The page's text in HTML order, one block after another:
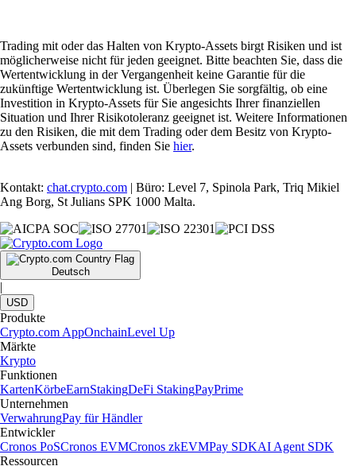
Trading mit oder das Halten von Krypto-Assets birgt Risiken und ist
möglicherweise nicht für jeden geeignet. Bitte beachten Sie, dass die
Wertentwicklung in der Vergangenheit keine Garantie für die
zukünftige Wertentwicklung ist. Überlegen Sie sorgfältig, ob eine
Investition in Krypto-Assets für Sie angesichts Ihrer finanziellen
Situation und Ihrer Risikotoleranz geeignet ist. Weitere Informationen
zu den Risiken, die mit dem Trading oder dem Besitz von Krypto-
Assets verbunden sind, finden Sie hier.
Kontakt: chat.crypto.com | Büro: Level 7, Spinola Park, Triq Mikiel
Ang Borg, St Julians SPK 1000 Malta.
Deutsch
|
USD
Produkte
Crypto.com AppOnchainLevel Up
Märkte
Krypto
Funktionen
KartenKörbeEarnStakingDeFi StakingPayPrime
Unternehmen
VerwahrungPay für Händler
Entwickler
Cronos PoSCronos EVMCronos zkEVMPay SDKAI Agent SDK
Ressourcen